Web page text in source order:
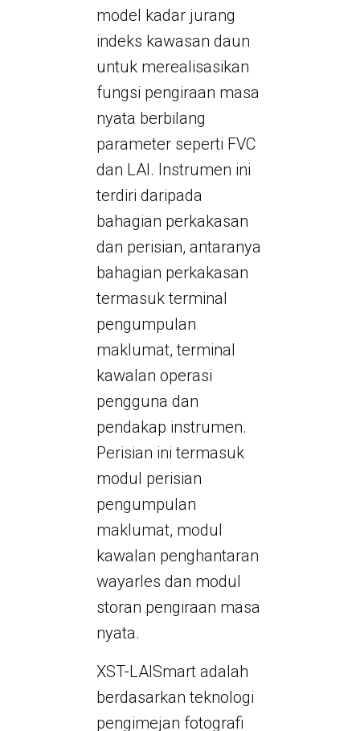
model kadar jurang
indeks kawasan daun
untuk merealisasikan
fungsi pengiraan masa
nyata berbilang
parameter seperti FVC
dan LAI. Instrumen ini
terdiri daripada
bahagian perkakasan
dan perisian, antaranya
bahagian perkakasan
termasuk terminal
pengumpulan
maklumat, terminal
kawalan operasi
pengguna dan
pendakap instrumen.
Perisian ini termasuk
modul perisian
pengumpulan
maklumat, modul
kawalan penghantaran
wayarles dan modul
storan pengiraan masa
nyata.
XST-LAISmart adalah
berdasarkan teknologi
pengimejan fotografi